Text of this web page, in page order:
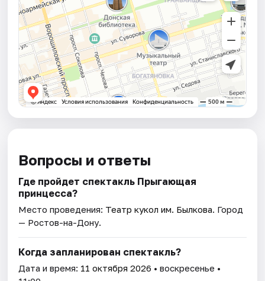
Вопросы и ответы
Где пройдет спектакль Прыгающая
принцесса?
Место проведения: Театр кукол им. Былкова. Город
— Ростов-на-Дону.
Когда запланирован спектакль?
Дата и время: 11 октября 2026 • воскресенье •